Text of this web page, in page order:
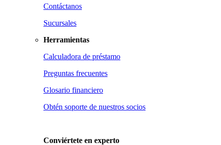
Contáctanos
Sucursales
Herramientas
Calculadora de préstamo
Preguntas frecuentes
Glosario financiero
Obtén soporte de nuestros socios
Conviértete en experto